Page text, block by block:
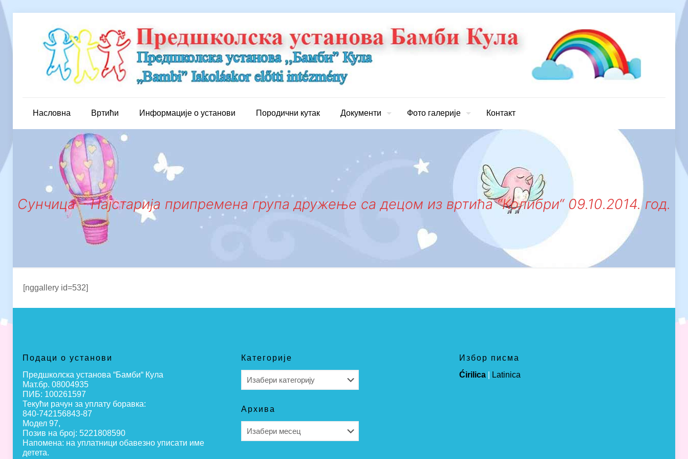
Насловна Вртићи Информације о установи Породични кутак Документи Фото галерије Контакт
Сунчица – Најстарија припремена група дружење са децом из вртића “Колибри“ 09.10.2014. год.
[nggallery id=532]
Подаци о установи
Предшколска установа “Бамби“ Кула
Мат.бр. 08004935
ПИБ: 100261597
Текући рачун за уплату боравка:
840-742156843-87
Модел 97,
Позив на број: 5221808590
Напомена: на уплатници обавезно уписати име
детета.
Категорије
Архива
Избор писма
Ćirilica
Latinica